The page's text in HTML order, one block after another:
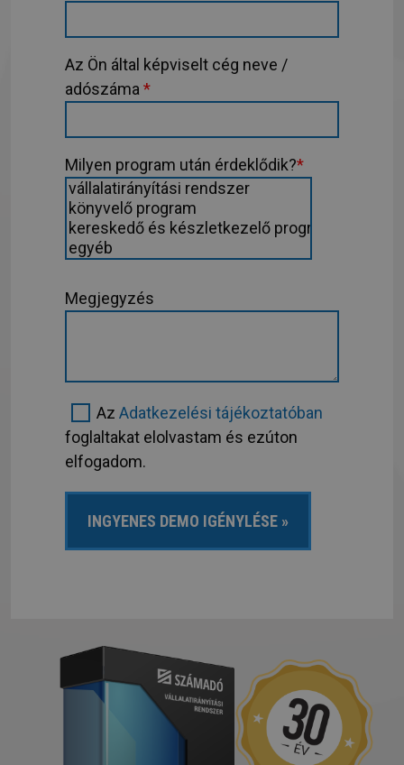
Az Ön által képviselt cég neve /
adószáma *
Milyen program után érdeklődik?*
Megjegyzés
Az Adatkezelési tájékoztatóban
foglaltakat elolvastam és ezúton
elfogadom.